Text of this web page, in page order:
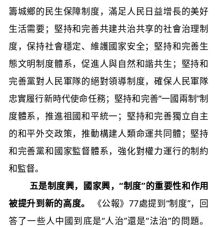
籌城鄉的民生保障制度，滿足人民日益增長的美好
生活需要；堅持和完善共建共治共享的社會治理制
度，保持社會穩定、維護國家安全；堅持和完善生
態文明制度體系，促進人與自然和諧共生；堅持和
完善黨對人民軍隊的絕對領導制度，確保人民軍隊
忠實履行新時代使命任務；堅持和完善“一國兩制”制
度體系，推進祖國和平統一；堅持和完善獨立自主
的和平外交政策，推動構建人類命運共同體；堅持
和完善黨和國家監督體系，強化對權力運行的制約
和監督。
五是制度興，國家興，“制度”的重要性和作用
被提升到新的高度。
《公報》77處提到“制度”，回
答了一些人中國到底是“人治”還是“法治”的問題。